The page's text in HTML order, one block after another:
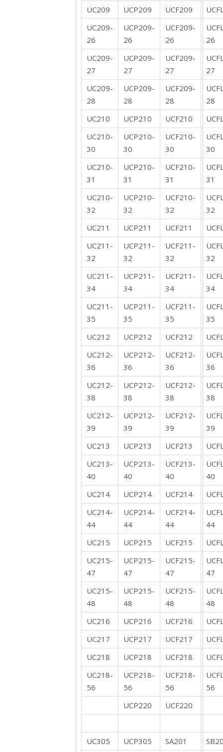
UC209 UCP209 UCF209
UC209-
26
UCP209-
26
UCF209-
26
26
UC209-
27
UCP209-
27
UCF209-
27
27
UC209-
28
UCP209-
28
UCF209-
28
28
UC210
UCP210 UCF210
UC210-
30
UCP210-
30
UCF210-
30
30
UC210-
31
UCP210-
31
UCF210-
31
31
UC210-
32
UCP210-
32
UCF210-
32
32
UC211
UCP211 UCF211
UC211-
32
UCP211-
32
UCF211-
32
32
UC211-
34
UCP211-
34
UCF211-
34
34
UC211-
35
UCP211-
35
UCF211-
35
35
UC212
UCP212 UCF212
UC212-
36
UCP212-
36
UCF212-
36
36
UC212-
38
UCP212-
38
UCF212-
38
38
UC212-
39
UCP212-
39
UCF212-
39
39
UC213
UCP213 UCF213
UC213-
40
UCP213-
40
UCF213-
40
40
UC214
UCP214 UCF214
UC214-
44
UCP214-
44
UCF214-
44
44
UC215
UCP215 UCF215
UC215-
47
UCP215-
47
UCF215-
47
47
UC215-
48
UCP215-
48
UCF215-
48
48
UC216
UCP216 UCF216
UC217
UCP217 UCF217
UC218
UCP218 UCF218
UC218-
56
UCP218-
56
UCF218-
56
56
UCP220
UCF220
UC305 UCP305 SA201